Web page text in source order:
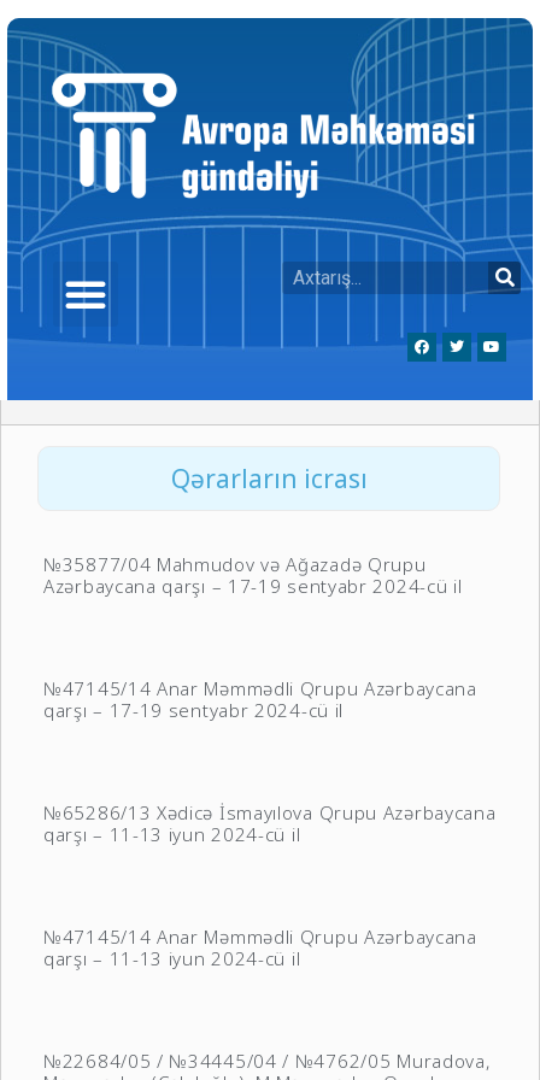
Qərarların icrası
№35877/04 Mahmudov və Ağazadə Qrupu
Azərbaycana qarşı – 17-19 sentyabr 2024-cü il
№47145/14 Anar Məmmədli Qrupu Azərbaycana
qarşı – 17-19 sentyabr 2024-cü il
№65286/13 Xədicə İsmayılova Qrupu Azərbaycana
qarşı – 11-13 iyun 2024-cü il
№47145/14 Anar Məmmədli Qrupu Azərbaycana
qarşı – 11-13 iyun 2024-cü il
№22684/05 / №34445/04 / №4762/05 Muradova,